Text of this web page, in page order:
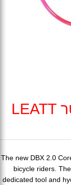
מנשא מים למותן 2 ליטר LEATT
The new DBX 2.0
bicycle riders.
dedicated tool and